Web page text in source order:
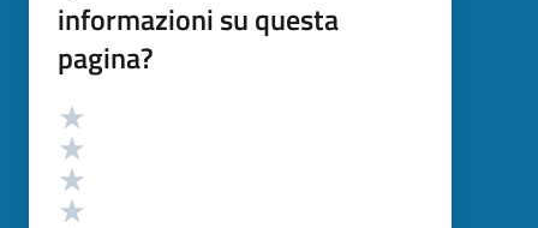
informazioni su questa
pagina?
Valutazione